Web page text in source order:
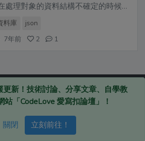
RDBMS 在處理對象的資料結構不確定的時候 會遇上問題：table schema 開不出來
料庫
json
7年前 2 1
更新！技術討論、分享文章、自學教
站「CodeLove 愛寫扣論壇」！
關閉 立刻前往！